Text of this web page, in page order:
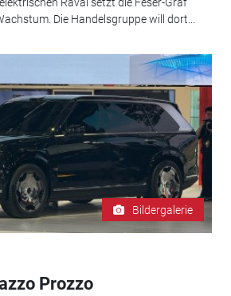
Die Handelsgruppe will dort...
Bildergalerie
Prozzo